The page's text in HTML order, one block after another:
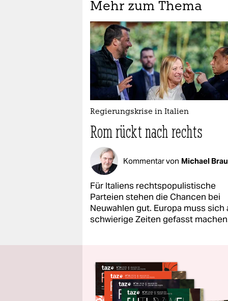
Mehr zum Thema
Regierungskrise in Italien
Rom rückt nach rechts
Kommentar von Michael
Für Italiens rechtspopulistische
Parteien stehen die Chancen bei
Neuwahlen gut. Europa muss sich
schwierige Zeiten gefasst